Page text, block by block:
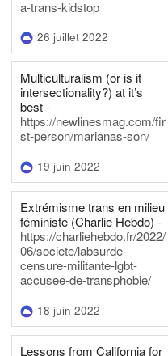
a-trans-kidstop
26 juillet 2022
Multiculturalism (or is it
intersectionality?) at it’s
best -
https://newlinesmag.com/fir
st-person/marianas-son/
19 juin 2022
Extrémisme trans en milieu
féministe (Charlie Hebdo) -
https://charliehebdo.fr/2022/
06/societe/labsurde-
censure-militante-lgbt-
accusee-de-transphobie/
18 juin 2022
Lessons from California for